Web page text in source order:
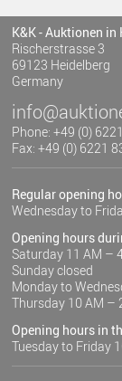
K&K - Auktionen in
Rischerstrasse 3
69123 Heidelberg
Germany
Phone: +49 (0)
Fax: +49 (0) 6221
Regular opening
Wednesday to
Opening hours
Saturday 11 AM –
Sunday closed
Monday to
Thursday 10 AM –
Opening hours in
Tuesday to Friday